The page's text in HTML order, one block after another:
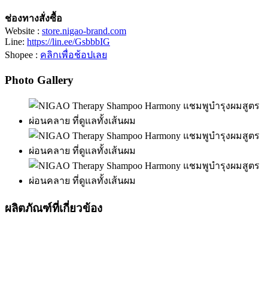
ช่องทางสั่งซื้อ
Website : store.nigao-brand.com
Line: https://lin.ee/GsbbbIG
Shopee : คลิกเพื่อช้อปเลย
Photo Gallery
ผลิตภัณฑ์ที่เกี่ยวข้อง